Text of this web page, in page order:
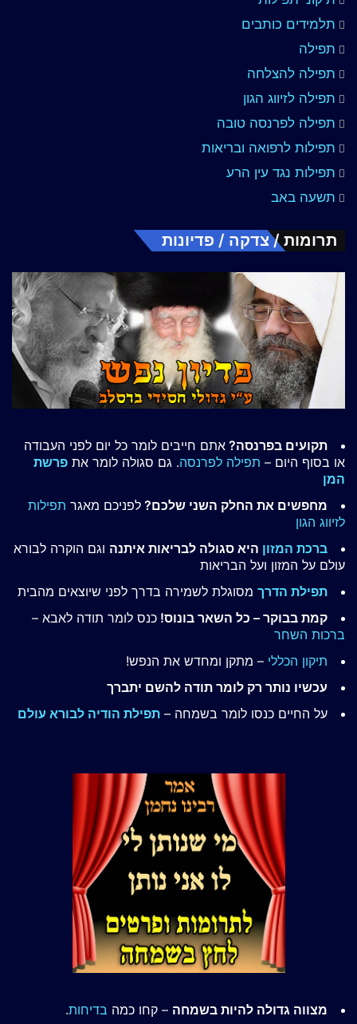
תלמידים כותבים
תפילה
תפילה להצלחה
תפילה לזיווג הגון
תפילה לפרנסה טובה
תפילות לרפואה ובריאות
תפילות נגד עין הרע
תשעה באב
תרומות / צדקה / פדיונות
תקועים בפרנסה? אתם חייבים לומר כל יום לפני העבודה
או בסוף היום – תפילה לפרנסה. גם סגולה לומר את פרשת
המן
מחפשים את החלק השני שלכם? לפניכם מאגר תפילות
לזיווג הגון
ברכת המזון היא סגולה לבריאות איתנה וגם הוקרה לבורא
עולם על המזון ועל הבריאות
תפילת הדרך מסוגלת לשמירה בדרך לפני שיוצאים מהבית
קמת בבוקר – כל השאר בונוס! כנס לומר תודה לאבא –
ברכות השחר
תיקון הכללי – מתקן ומחדש את הנפש!
עכשיו נותר רק לומר תודה להשם יתברך
על החיים כנסו לומר בשמחה – תפילת הודיה לבורא עולם
מצווה גדולה להיות בשמחה – קחו כמה בדיחות.